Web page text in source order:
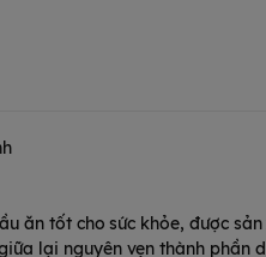
ăn tốt cho sức khỏe, được
lại nguyên vẹn thành phần